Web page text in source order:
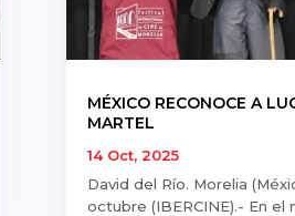
MÉXICO RECONOCE A
MARTEL
14 Oct, 2025
David del Río. Morelia
octubre (IBERCINE).- En el